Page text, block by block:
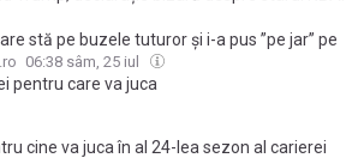
așa că-l aleg pe Jordan”
stă pe buzele tuturor și i-a pus ”pe jar” pe
06:38 sâm, 25 iul
pentru care va juca
cine va juca în al 24-lea sezon al carierei